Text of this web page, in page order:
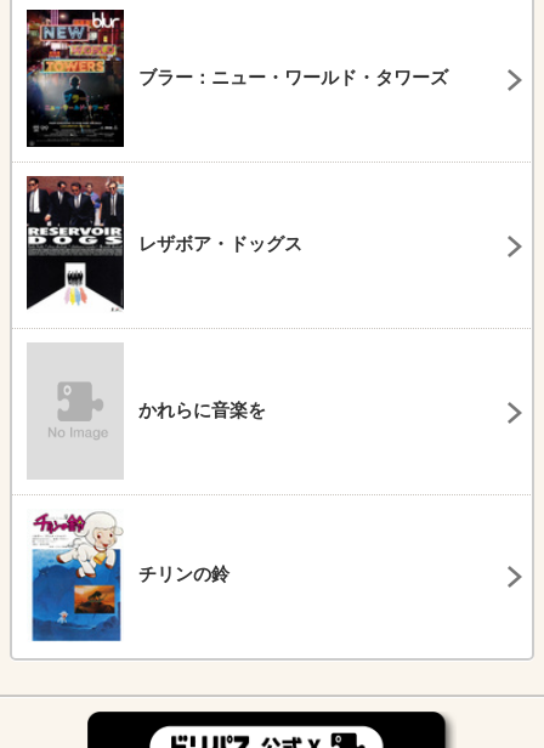
ブラー：ニュー・ワールド・タワーズ
レザボア・ドッグス
かれらに音楽を
チリンの鈴